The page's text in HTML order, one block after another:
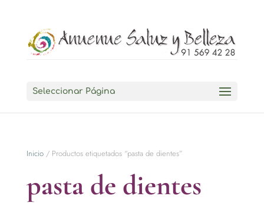
Seleccionar Página
Inicio/ Productos etiquetados “pasta de dientes”
pasta de dientes